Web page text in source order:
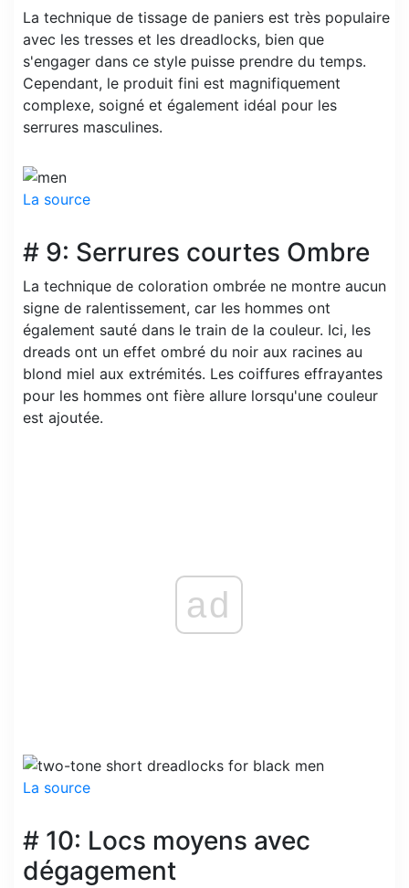
La technique de tissage de paniers est très populaire
avec les tresses et les dreadlocks, bien que
s'engager dans ce style puisse prendre du temps.
Cependant, le produit fini est magnifiquement
complexe, soigné et également idéal pour les
serrures masculines.
La source
# 9: Serrures courtes Ombre
La technique de coloration ombrée ne montre aucun
signe de ralentissement, car les hommes ont
également sauté dans le train de la couleur. Ici, les
dreads ont un effet ombré du noir aux racines au
blond miel aux extrémités. Les coiffures effrayantes
pour les hommes ont fière allure lorsqu'une couleur
est ajoutée.
ad
La source
# 10: Locs moyens avec
dégagement